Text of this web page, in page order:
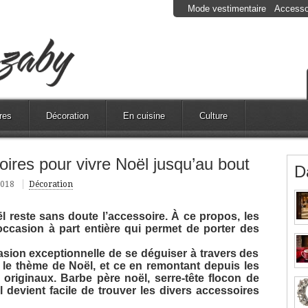
Mode vestimentaire
Décoration En cuisine Culture
pour vivre Noël jusqu’au bout
Décoration
reste sans doute l’accessoire. À ce propos, les
à part entière qui permet de porter des
exceptionnelle de se déguiser à travers des
thème de Noël, et ce en remontant depuis les
Barbe père noël, serre-tête flocon de
devient facile de trouver les divers accessoires